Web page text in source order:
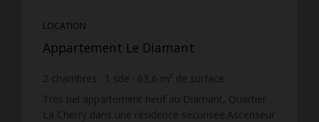
LOCATION
Appartement Le Diamant
2 chambres 1 sde 63,6 m² de surface
15,14 €
prix / m²
Très bel appartement neuf au Diamant, Quartier
La Cherry dans une résidence sécurisée.Ascenseur